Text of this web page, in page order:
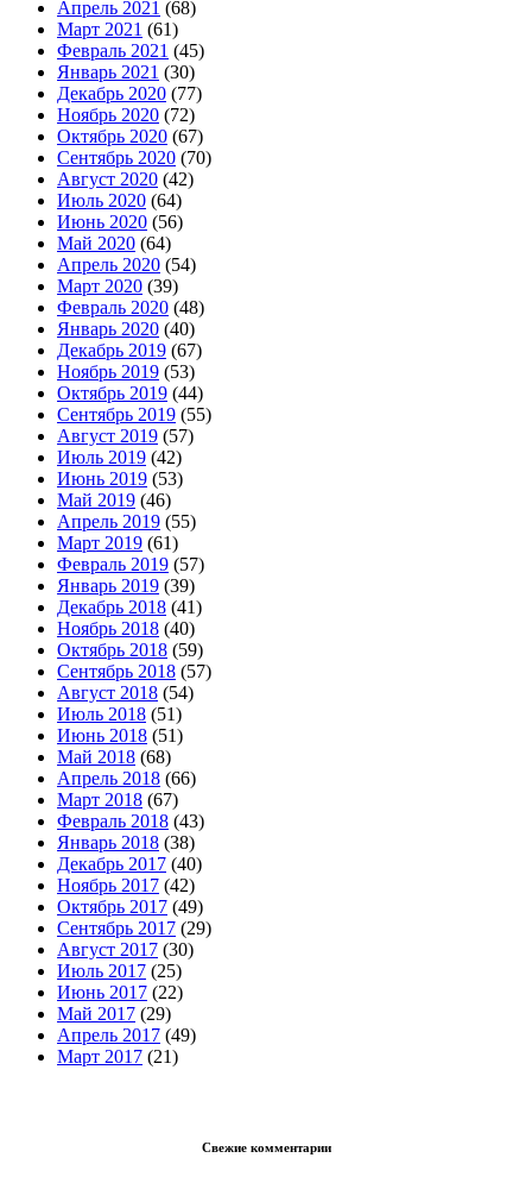
Апрель 2021 (68)
Март 2021 (61)
Февраль 2021 (45)
Январь 2021 (30)
Декабрь 2020 (77)
Ноябрь 2020 (72)
Октябрь 2020 (67)
Сентябрь 2020 (70)
Август 2020 (42)
Июль 2020 (64)
Июнь 2020 (56)
Май 2020 (64)
Апрель 2020 (54)
Март 2020 (39)
Февраль 2020 (48)
Январь 2020 (40)
Декабрь 2019 (67)
Ноябрь 2019 (53)
Октябрь 2019 (44)
Сентябрь 2019 (55)
Август 2019 (57)
Июль 2019 (42)
Июнь 2019 (53)
Май 2019 (46)
Апрель 2019 (55)
Март 2019 (61)
Февраль 2019 (57)
Январь 2019 (39)
Декабрь 2018 (41)
Ноябрь 2018 (40)
Октябрь 2018 (59)
Сентябрь 2018 (57)
Август 2018 (54)
Июль 2018 (51)
Июнь 2018 (51)
Май 2018 (68)
Апрель 2018 (66)
Март 2018 (67)
Февраль 2018 (43)
Январь 2018 (38)
Декабрь 2017 (40)
Ноябрь 2017 (42)
Октябрь 2017 (49)
Сентябрь 2017 (29)
Август 2017 (30)
Июль 2017 (25)
Июнь 2017 (22)
Май 2017 (29)
Апрель 2017 (49)
Март 2017 (21)
Свежие комментарии